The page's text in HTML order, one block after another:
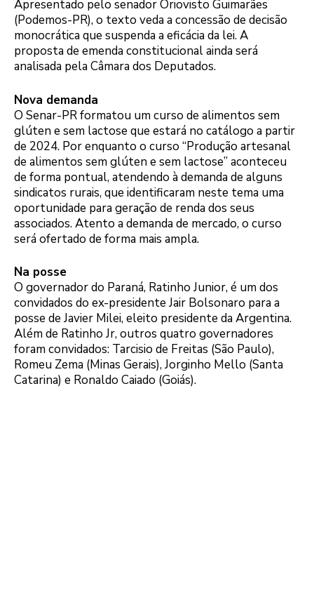
Apresentado pelo senador Oriovisto Guimarães
(Podemos-PR), o texto veda a concessão de decisão
monocrática que suspenda a eficácia da lei. A
proposta de emenda constitucional ainda será
analisada pela Câmara dos Deputados.
Nova demanda
O Senar-PR formatou um curso de alimentos sem
glúten e sem lactose que estará no catálogo a partir
de 2024. Por enquanto o curso “Produção artesanal
de alimentos sem glúten e sem lactose” aconteceu
de forma pontual, atendendo à demanda de alguns
sindicatos rurais, que identificaram neste tema uma
oportunidade para geração de renda dos seus
associados. Atento a demanda de mercado, o curso
será ofertado de forma mais ampla.
Na posse
O governador do Paraná, Ratinho Junior, é um dos
convidados do ex-presidente Jair Bolsonaro para a
posse de Javier Milei, eleito presidente da Argentina.
Além de Ratinho Jr, outros quatro governadores
foram convidados: Tarcisio de Freitas (São Paulo),
Romeu Zema (Minas Gerais), Jorginho Mello (Santa
Catarina) e Ronaldo Caiado (Goiás).